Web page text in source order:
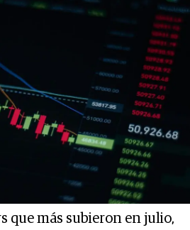
que más subieron en julio,